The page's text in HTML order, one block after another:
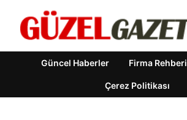
Güncel Haberler Firma Rehberi
Çerez Politikası